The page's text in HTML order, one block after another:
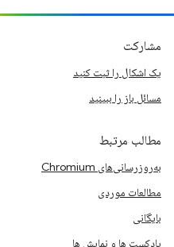
مشارکت
یک اشکال را ثبت کنید
مسائل باز را ببینید
مطالب مرتبط
به‌روزرسانی‌های Chromium
مطالعات موردی
بایگانی
پادکست ها و نمایش ها